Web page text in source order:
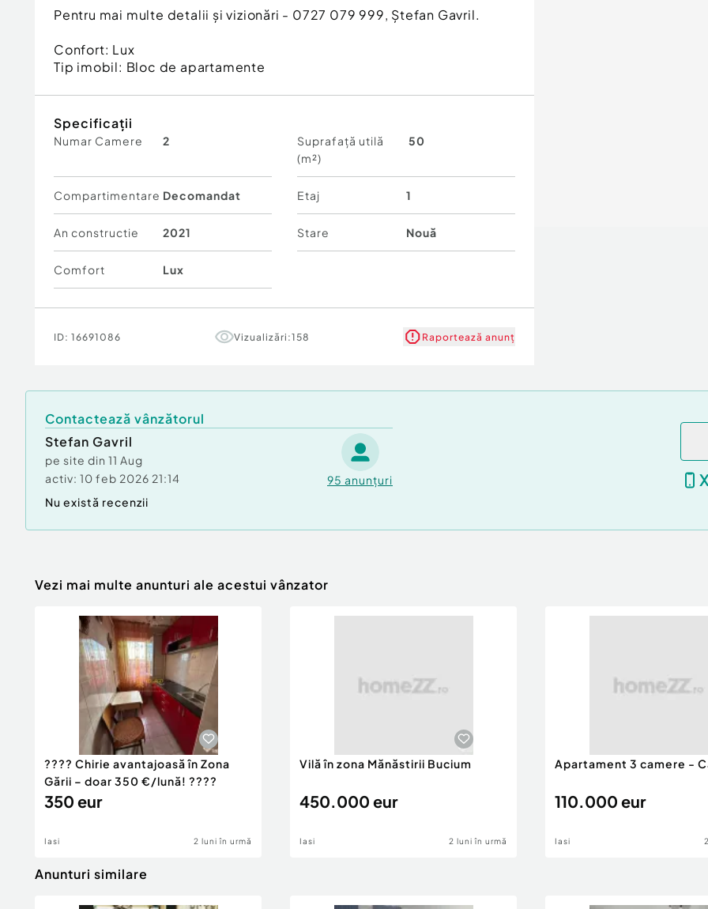
Pentru mai multe detalii și vizionări - 0727 079 999, Ștefan Gavril.
Confort: Lux
Tip imobil: Bloc de apartamente
Specificații
Numar Camere 2
Suprafață utilă
(m²)
50
Compartimentare Decomandat Etaj 1
An constructie 2021 Stare Nouă
Comfort Lux
ID: 16691086 Vizualizări:158 Raportează anunț
Contactează vânzătorul
Stefan Gavril
pe site din 11 Aug
activ: 10 feb 2026 21:14 95 anunțuri
Nu există recenzii
Vezi mai multe anunturi ale acestui vânzator
???? Chirie avantajoasă în Zona
Gării – doar 350 €/lună! ????
350 eur
Iasi 2 luni în urmă
Vilă în zona Mănăstirii Bucium
450.000 eur
Iasi 2 luni în urmă
Apartament 3 camere -
110.000 eur
Iasi
Anunturi similare